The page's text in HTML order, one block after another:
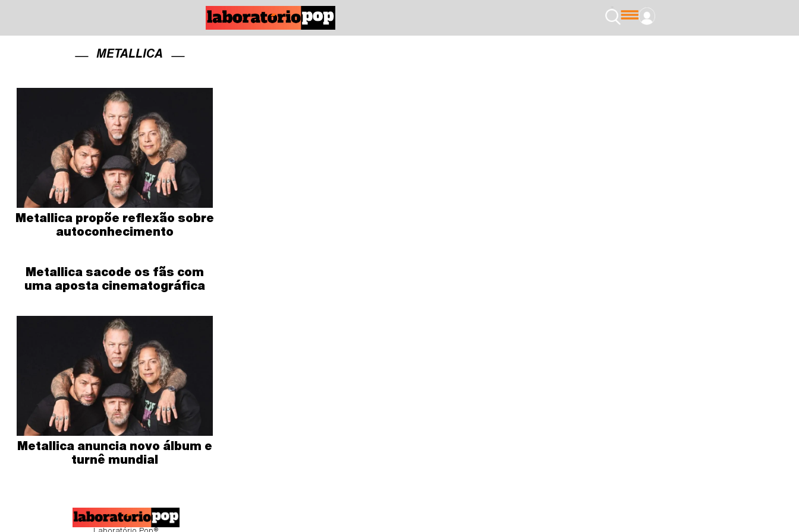
METALLICA
Metallica propõe reflexão sobre
autoconhecimento
Metallica sacode os fãs com
uma aposta cinematográfica
Metallica anuncia novo álbum e
turnê mundial